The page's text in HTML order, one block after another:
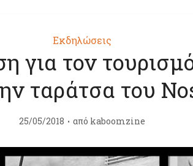
Εκδηλώσεις
για τον
ταράτσα του
25/05/2018 από kaboomzine